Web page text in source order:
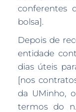
conferentes
bolsa].
Depois de
entidade
dias úteis
[nos
da UMinho,
termos do